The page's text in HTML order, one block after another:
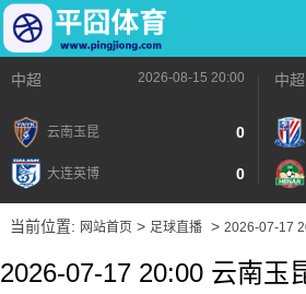
中超 2026-08-15 20:00
云南玉昆 0
大连英博 0
中超
当前位置: 网站首页> 足球直播> 2026-07-17
2026-07-17 20:00 云南玉